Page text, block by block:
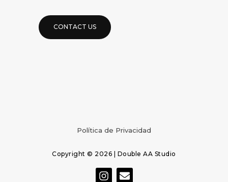
CONTACT US
Política de Privacidad
Copyright © 2026 | Double AA Studio
I
E